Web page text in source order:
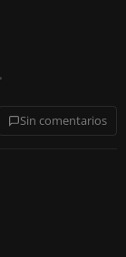
Sin comentarios